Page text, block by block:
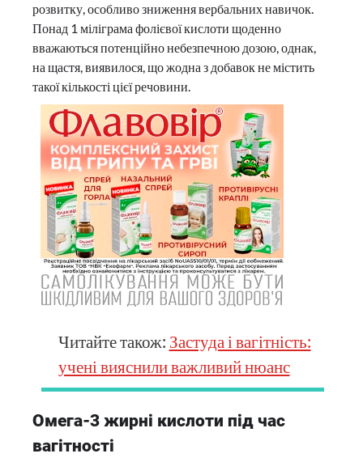
розвитку, особливо зниження вербальних навичок.
Понад 1 міліграма фолієвої кислоти щоденно
вважаються потенційно небезпечною дозою, однак,
на щастя, виявилося, що жодна з добавок не містить
такої кількості цієї речовини.
Читайте також: Застуда і вагітність:
учені вияснили важливий нюанс
Омега-3 жирні кислоти під час
вагітності